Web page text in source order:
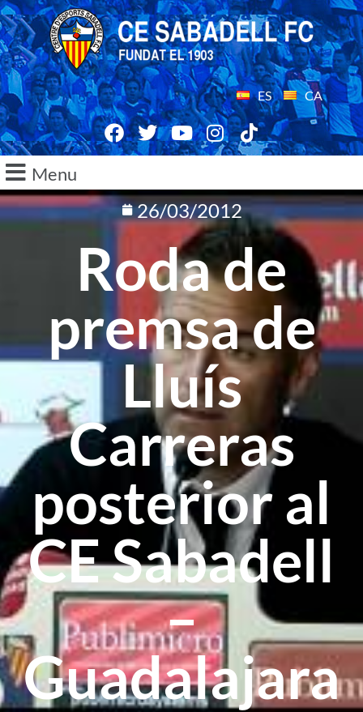
ES CA
Menu
26/03/2012
Roda de
premsa de
Lluís
Carreras
posterior al
CE Sabadell
–
Guadalajara